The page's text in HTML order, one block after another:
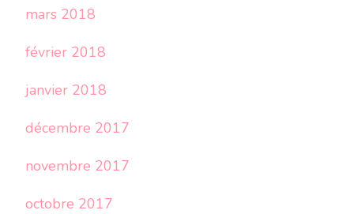
mars 2018
février 2018
janvier 2018
décembre 2017
novembre 2017
octobre 2017